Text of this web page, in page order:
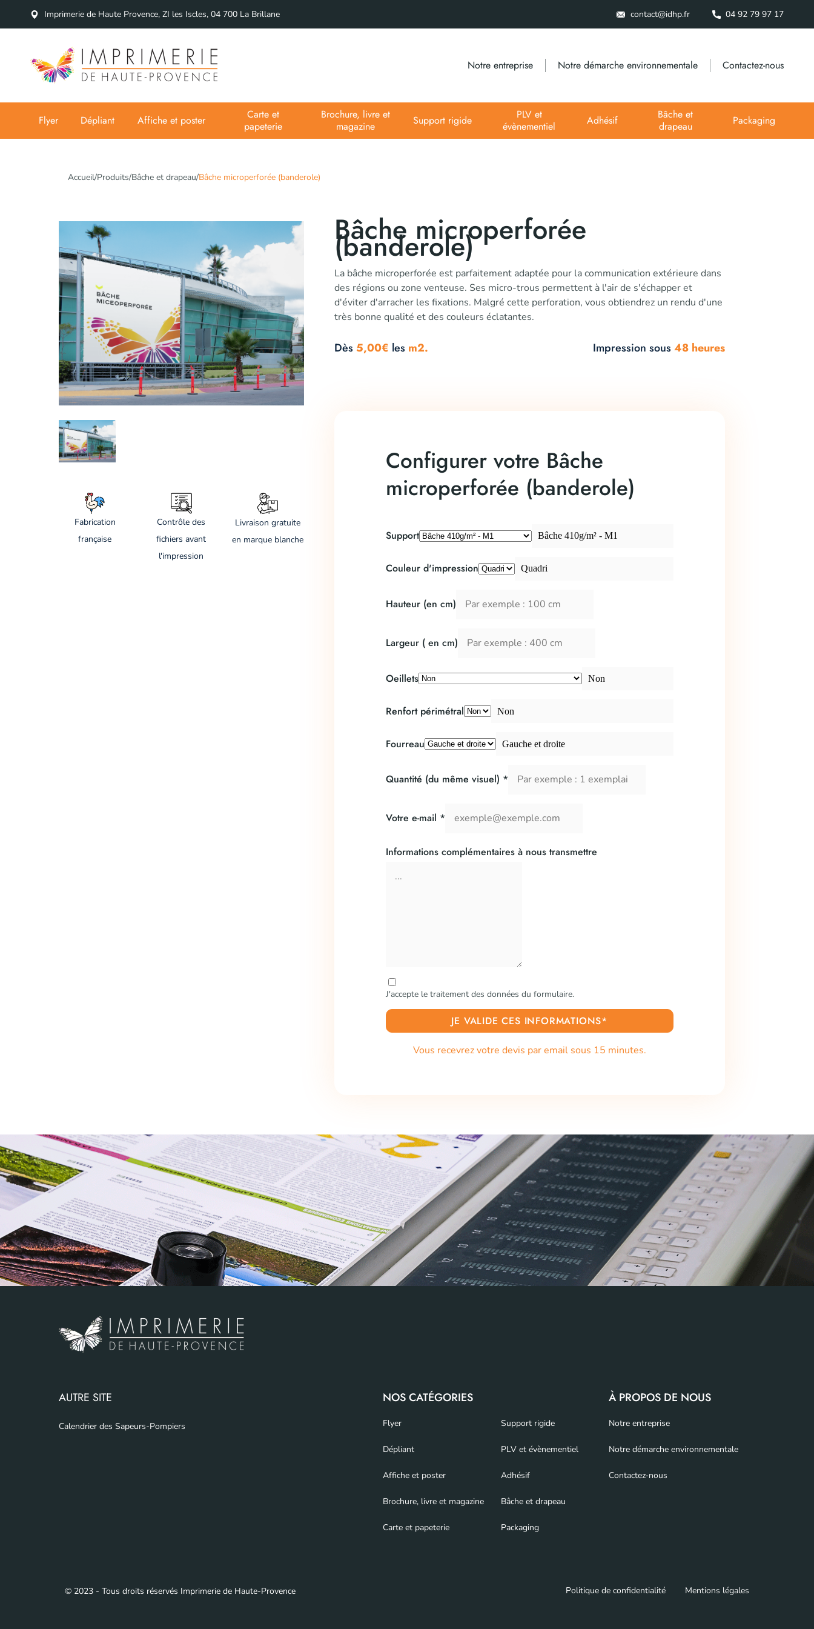
Imprimerie de Haute Provence, ZI les Iscles, 04 700 La Brillane contact@idhp.fr 04 92 79 97 17
Notre entreprise Notre démarche environnementale Contactez-nous
Flyer Dépliant Affiche et poster
Carte et
papeterie
Brochure, livre et
magazine
Support rigide
PLV et
évènementiel
Adhésif
Bâche et
drapeau
Packaging
Accueil/Produits/Bâche et drapeau/Bâche microperforée (banderole)
Fabrication
française
Contrôle des
fichiers avant
l'impression
Livraison gratuite
en marque blanche
Bâche microperforée
(banderole)
La bâche microperforée est parfaitement adaptée pour la communication extérieure dans
des régions ou zone venteuse. Ses micro-trous permettent à l'air de s'échapper et
d'éviter d'arracher les fixations. Malgré cette perforation, vous obtiendrez un rendu d'une
très bonne qualité et des couleurs éclatantes.
Dès 5,00€ les m2. Impression sous48 heures
Configurer votre Bâche
microperforée (banderole)
Support Bâche 410g/m² - M1
Couleur d'impression Quadri
Hauteur (en cm)
Largeur ( en cm)
Oeillets Non
Renfort périmétral Non
Fourreau Gauche et droite
Quantité (du même visuel) *
Votre e-mail *
Informations complémentaires à nous transmettre
J'accepte le traitement des données du formulaire.
JE VALIDE CES INFORMATIONS*
Vous recevrez votre devis par email sous 15 minutes.
AUTRE SITE
Calendrier des Sapeurs-Pompiers
NOS CATÉGORIES
Flyer
Dépliant
Affiche et poster
Brochure, livre et magazine
Carte et papeterie
Support rigide
PLV et évènementiel
Adhésif
Bâche et drapeau
Packaging
À PROPOS DE NOUS
Notre entreprise
Notre démarche environnementale
Contactez-nous
© 2023 - Tous droits réservés Imprimerie de Haute-Provence Politique de confidentialité Mentions légales